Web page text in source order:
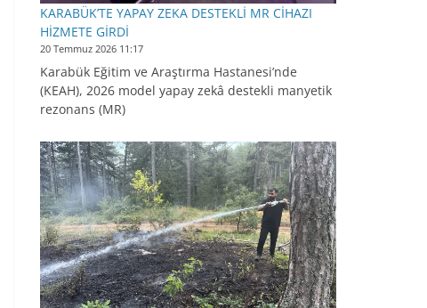
KARABÜK’TE YAPAY ZEKA DESTEKLİ MR CİHAZI
HİZMETE GİRDİ
20 Temmuz 2026 11:17
Karabük Eğitim ve Araştırma Hastanesi’nde
(KEAH), 2026 model yapay zekâ destekli manyetik
rezonans (MR)